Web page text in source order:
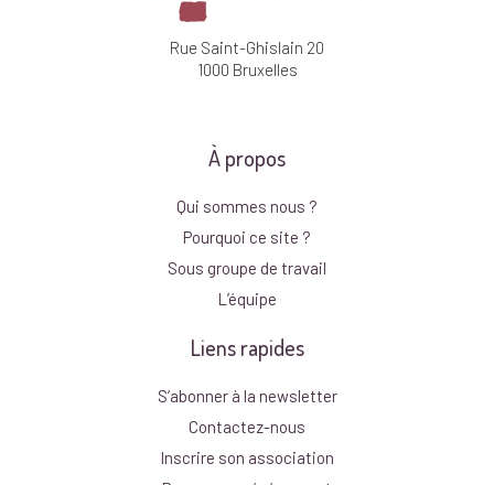
Rue Saint-Ghislain 20
1000 Bruxelles
À propos
Qui sommes nous ?
Pourquoi ce site ?
Sous groupe de travail
L’équipe
Liens rapides
S’abonner à la newsletter
Contactez-nous
Inscrire son association